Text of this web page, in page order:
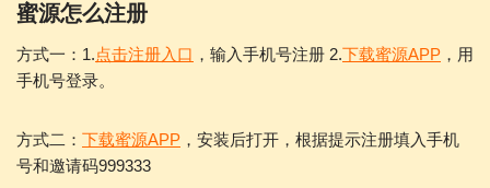
蜜源怎么注册
方式一：1.点击注册入口 ，输入手机号注册 2.下载蜜源APP ，用
手机号登录。
方式二： 下载蜜源APP ，安装后打开，根据提示注册填入手机
号和邀请码999333